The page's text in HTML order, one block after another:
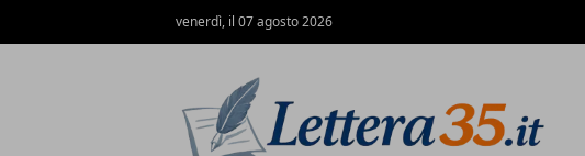
venerdì, il 07 agosto 2026